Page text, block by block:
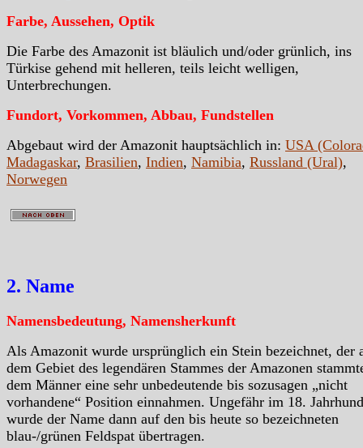
Farbe, Aussehen, Optik
Die Farbe des Amazonit ist bläulich und/oder grünlich, ins
Türkise gehend mit helleren, teils leicht welligen,
Unterbrechungen.
Fundort, Vorkommen, Abbau, Fundstellen
Abgebaut wird der Amazonit hauptsächlich in: USA
Madagaskar, Brasilien, Indien, Namibia, Russland (Ural),
Norwegen
2. Name
Namensbedeutung, Namensherkunft
Als Amazonit wurde ursprünglich ein Stein bezeichnet, der
dem Gebiet des legendären Stammes der Amazonen
dem Männer eine sehr unbedeutende bis sozusagen „nicht
vorhandene“ Position einnahmen. Ungefähr im 18.
wurde der Name dann auf den bis heute so bezeichneten
blau-/grünen Feldspat übertragen.